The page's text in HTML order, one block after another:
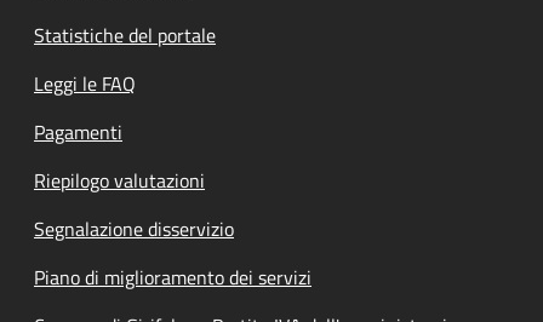
Statistiche del portale
Leggi le FAQ
Pagamenti
Riepilogo valutazioni
Segnalazione disservizio
Piano di miglioramento dei servizi